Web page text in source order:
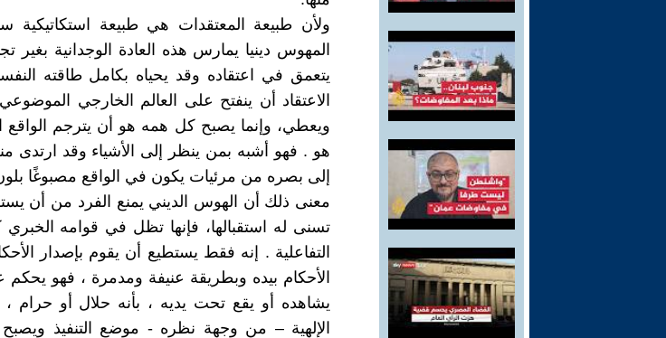
ولأن طبيعة المعتقدات هي طبيعة استكاتيكية
المهوس دينيا يمارس هذه العادة الوجدانية بغير
يتعمق في اعتقاده وقد يحياه بكامل طاقته
الاعتقاد أن ينفتح على العالم الخارجي
ويعطي، وإنما يصبح كل همه هو أن يترجم
هو . فهو أشبه بمن ينظر إلى الأشياء وقد ارتدى
إلى بصره من مرئيات يكون في الواقع مصبوغًا
معنى ذلك أن الهوس الديني يمنع الفرد من أن
تسنى له استقبالها، فإنها تظل في قوامه
التفاعلية . إنه فقط يستطيع أن يقوم بإصدار
الأحكام بيده وبطريقة عنيفة ومدمرة ، فهو
يشاهده أو يقع تحت يديه ، بأنه حلال أو حرام
الإلهية – من وجهة نظره - موضع التنفيذ